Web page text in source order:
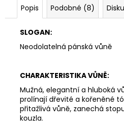
Popis Podobné (8)
SLOGAN:
Neodolatelná pánská vůně
CHARAKTERISTIKA VŮNĚ:
Mužná, elegantní a hluboká
prolínají dřevité a kořeněné
přitažlivá vůně, zanechá
kouzla.
LÍPY
Kč